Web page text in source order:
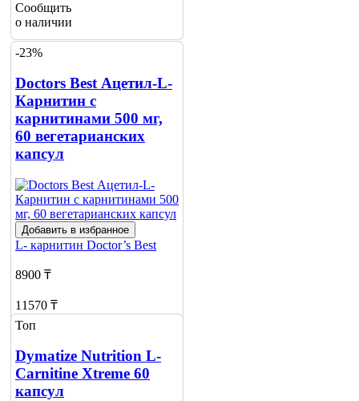
Сообщить
о наличии
-23%
Doctors Best Ацетил-L-
Карнитин с
карнитинами 500 мг,
60 вегетарианских
капсул
Добавить в избранное
L- карнитин Doctor’s Best
8900 ₸
11570 ₸
Нет в наличии
Сообщить
о наличии
Топ
Dymatize Nutrition L-
Carnitine Xtreme 60
капсул